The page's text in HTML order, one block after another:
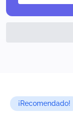
¡Recomendado!